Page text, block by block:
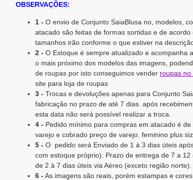
OBSERVAÇÕES:
1 - O envio de Conjunto SaiaBlusa no, modelos,
atacado são feitas de formas sortidas e de
tamanhos irão conforme o que estiver na
2 - O Estoque é sempre atualizado e acompanha
o mais próximo dos modelos das imagens,
de roupas por isto conseguimos vender roupas no
site para loja de roupas
3 - Trocas e devoluções apenas para Conjunto
fabricação no prazo de até 7 dias. após
esta data não será possível realizar a troca.
4 - Pedido mínimo para compras em atacado é
varejo e cobrado preço de varejo. feminino plus
5 - O pedido será Enviado de 1 à 3 dias úteis
com estoque próprio). Prazo de entrega de 7 a
de 2 à 7 dias úteis via Aéreo (exceto região
6 - As imagens são reais, porém estampas e